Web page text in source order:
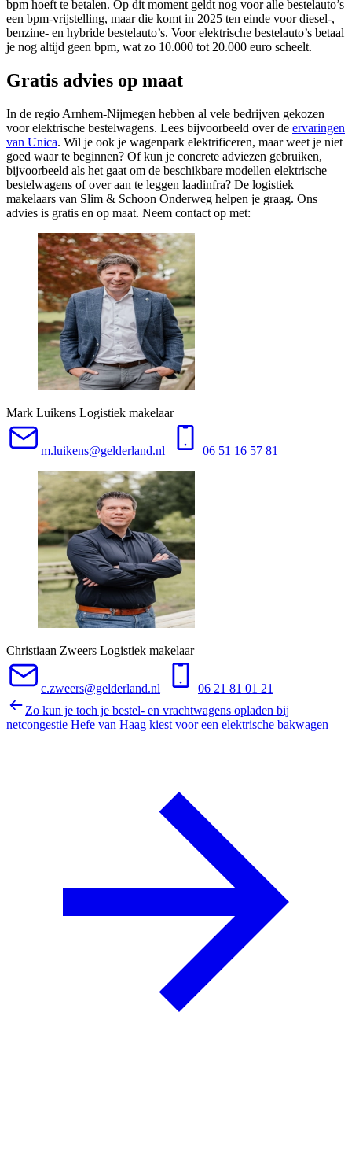
bpm hoeft te betalen. Op dit moment geldt nog voor alle bestelauto’s
een bpm-vrijstelling, maar die komt in 2025 ten einde voor diesel-,
benzine- en hybride bestelauto’s. Voor elektrische bestelauto’s betaal
je nog altijd geen bpm, wat zo 10.000 tot 20.000 euro scheelt.
Gratis advies op maat
In de regio Arnhem-Nijmegen hebben al vele bedrijven gekozen
voor elektrische bestelwagens. Lees bijvoorbeeld over de ervaringen
van Unica. Wil je ook je wagenpark elektrificeren, maar weet je niet
goed waar te beginnen? Of kun je concrete adviezen gebruiken,
bijvoorbeeld als het gaat om de beschikbare modellen elektrische
bestelwagens of over aan te leggen laadinfra? De logistiek
makelaars van Slim & Schoon Onderweg helpen je graag. Ons
advies is gratis en op maat. Neem contact op met:
Mark Luikens Logistiek makelaar
m.luikens@gelderland.nl 06 51 16 57 81
Christiaan Zweers Logistiek makelaar
c.zweers@gelderland.nl
06 21 81 01 21
Zo kun je toch je bestel- en vrachtwagens opladen bij
netcongestie Hefe van Haag kiest voor een elektrische bakwagen